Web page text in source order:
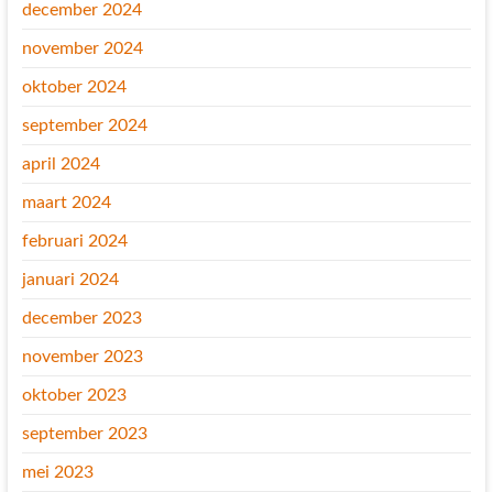
december 2024
november 2024
oktober 2024
september 2024
april 2024
maart 2024
februari 2024
januari 2024
december 2023
november 2023
oktober 2023
september 2023
mei 2023